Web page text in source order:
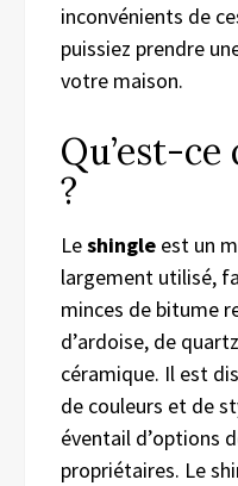
inconvénients de
puissiez prendre
votre maison.
Qu’est-
?
Leshingle est un
largement utilisé,
minces de bitume
d’ardoise, de
céramique. Il est
de couleurs et de
éventail d’options
propriétaires. Le